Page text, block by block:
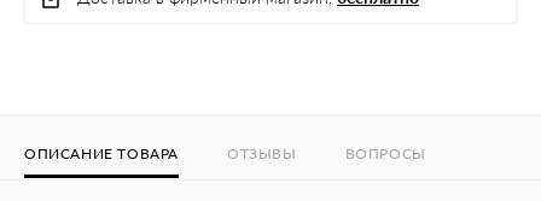
ОПИСАНИЕ ТОВАРА ОТЗЫВЫ ВОПРОСЫ